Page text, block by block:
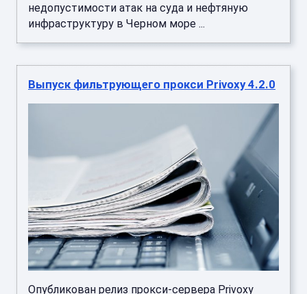
недопустимости атак на суда и нефтяную
инфраструктуру в Черном море ...
Выпуск фильтрующего прокси Privoxy 4.2.0
Опубликован релиз прокси-сервера Privoxy